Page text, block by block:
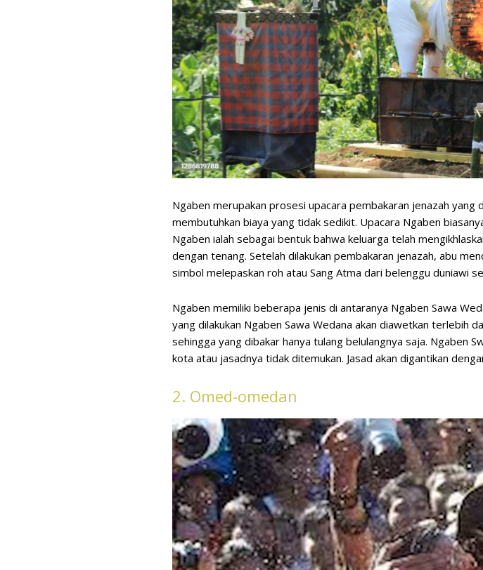
Ngaben merupakan prosesi upacara pembakaran jenazah yang
membutuhkan biaya yang tidak sedikit. Upacara Ngaben
Ngaben ialah sebagai bentuk bahwa keluarga telah
dengan tenang. Setelah dilakukan pembakaran jenazah, abu
simbol melepaskan roh atau Sang Atma dari belenggu duniawi
Ngaben memiliki beberapa jenis di antaranya Ngaben Sawa
yang dilakukan Ngaben Sawa Wedana akan diawetkan terlebih
sehingga yang dibakar hanya tulang belulangnya saja. Ngaben
kota atau jasadnya tidak ditemukan. Jasad akan digantikan
2. Omed-omedan